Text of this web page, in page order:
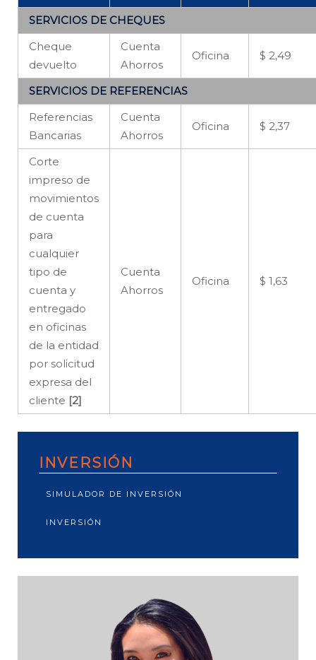
SERVICIOS DE CHEQUES
Cheque
devuelto
Cuenta
Ahorros
Oficina $ 2,49
SERVICIOS DE REFERENCIAS
Referencias
Bancarias
Cuenta
Ahorros
Oficina $ 2,37
Corte
impreso de
movimientos
de cuenta
para
cualquier
tipo de
cuenta y
entregado
en oficinas
de la entidad
por solicitud
expresa del
cliente [2]
Cuenta
Ahorros
Oficina $ 1,63
INVERSIÓN
SIMULADOR DE INVERSIÓN
INVERSIÓN